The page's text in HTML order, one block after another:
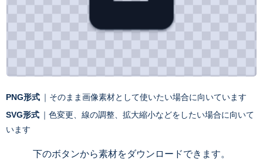
PNG形式 ｜そのまま画像素材として使いたい場合に向いています
SVG形式 ｜色変更、線の調整、拡大縮小などをしたい場合に向いて
います
下のボタンから素材をダウンロードできます。